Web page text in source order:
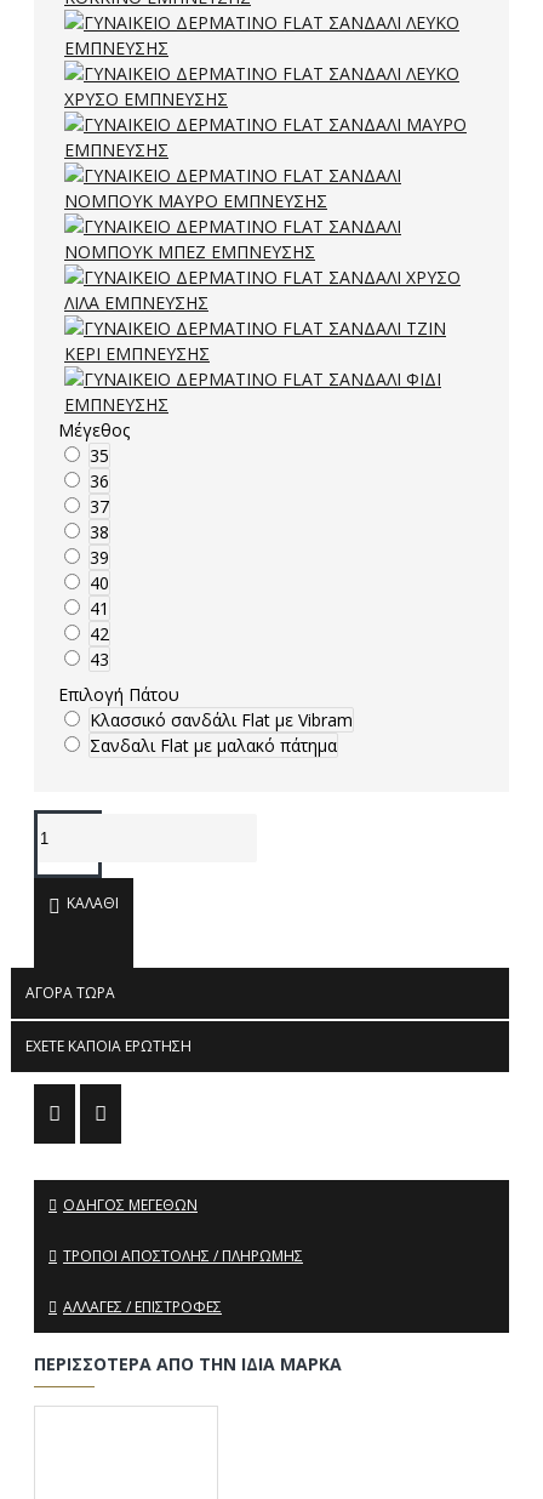
Μέγεθος
35
36
37
38
39
40
41
42
43
Επιλογή Πάτου
Κλασσικό σανδάλι Flat με Vibram
Σανδαλι Flat με μαλακό πάτημα
ΚΑΛΆΘΙ
ΑΓΟΡΆ ΤΏΡΑ
ΈΧΕΤΕ ΚΆΠΟΙΑ ΕΡΏΤΗΣΗ
ΟΔΗΓΌΣ ΜΕΓΕΘΏΝ
ΤΡΌΠΟΙ ΑΠΟΣΤΟΛΉΣ / ΠΛΗΡΩΜΉΣ
ΑΛΛΑΓΈΣ / ΕΠΙΣΤΡΟΦΈΣ
ΠΕΡΙΣΣΌΤΕΡΑ ΑΠΌ ΤΗΝ ΊΔΙΑ ΜΆΡΚΑ